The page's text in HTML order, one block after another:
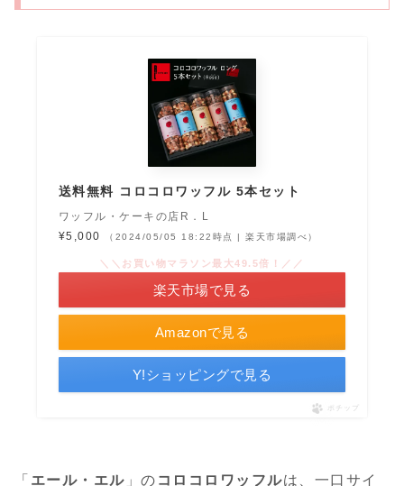
送料無料 コロコロワッフル 5本セット
ワッフル・ケーキの店R．L
¥5,000
（2024/05/05 18:22時点 | 楽天市場調べ）
Amazonで見る
＼＼お買い物マラソン最大49.5倍！／／
楽天市場で見る
Y!ショッピングで見る
ポチップ
「 エール・エル 」の コロコロワッフルは、一口サイ